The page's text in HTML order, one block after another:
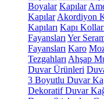
Boyalar Kapılar
Kapılar Akordiyon
Kapıları Kapı
Fayansları Yer
Fayansları Karo
Tezgahları Ahşap
Duvar Ürünleri
3 Boyutlu Duvar
Dekoratif Duvar